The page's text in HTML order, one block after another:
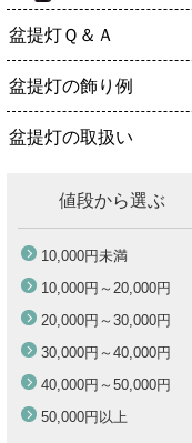
盆提灯Ｑ＆Ａ
盆提灯の飾り例
盆提灯の取扱い
値段から選ぶ
10,000円未満
10,000円～ 20,000円
20,000円～ 30,000円
30,000円～ 40,000円
40,000円～ 50,000円
50,000円 以上